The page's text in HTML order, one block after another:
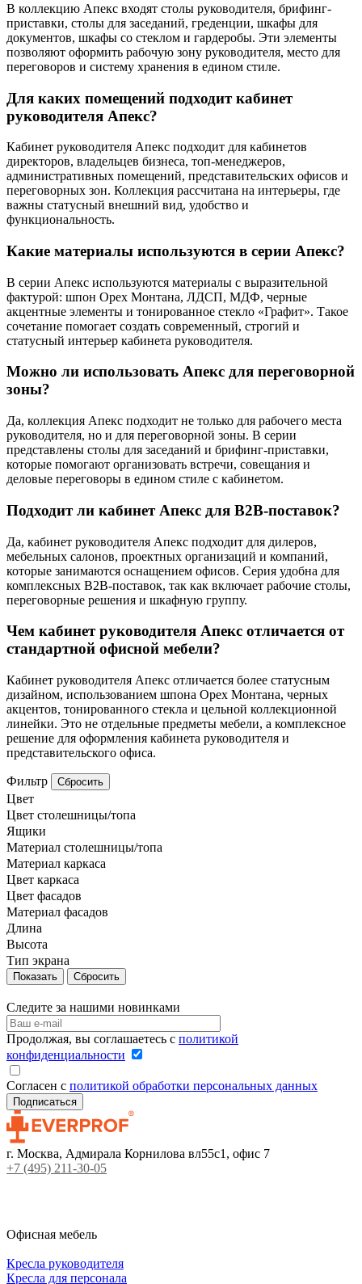
В коллекцию Апекс входят столы руководителя, брифинг-
приставки, столы для заседаний, греденции, шкафы для
документов, шкафы со стеклом и гардеробы. Эти элементы
позволяют оформить рабочую зону руководителя, место для
переговоров и систему хранения в едином стиле.
Для каких помещений подходит кабинет
руководителя Апекс?
Кабинет руководителя Апекс подходит для кабинетов
директоров, владельцев бизнеса, топ-менеджеров,
административных помещений, представительских офисов и
переговорных зон. Коллекция рассчитана на интерьеры, где
важны статусный внешний вид, удобство и
функциональность.
Какие материалы используются в серии Апекс?
В серии Апекс используются материалы с выразительной
фактурой: шпон Орех Монтана, ЛДСП, МДФ, черные
акцентные элементы и тонированное стекло «Графит». Такое
сочетание помогает создать современный, строгий и
статусный интерьер кабинета руководителя.
Можно ли использовать Апекс для переговорной
зоны?
Да, коллекция Апекс подходит не только для рабочего места
руководителя, но и для переговорной зоны. В серии
представлены столы для заседаний и брифинг-приставки,
которые помогают организовать встречи, совещания и
деловые переговоры в едином стиле с кабинетом.
Подходит ли кабинет Апекс для B2B-поставок?
Да, кабинет руководителя Апекс подходит для дилеров,
мебельных салонов, проектных организаций и компаний,
которые занимаются оснащением офисов. Серия удобна для
комплексных B2B-поставок, так как включает рабочие столы,
переговорные решения и шкафную группу.
Чем кабинет руководителя Апекс отличается от
стандартной офисной мебели?
Кабинет руководителя Апекс отличается более статусным
дизайном, использованием шпона Орех Монтана, черных
акцентов, тонированного стекла и цельной коллекционной
линейки. Это не отдельные предметы мебели, а комплексное
решение для оформления кабинета руководителя и
представительского офиса.
Фильтр Сбросить
Цвет
Цвет столешницы/топа
Ящики
Материал столешницы/топа
Материал каркаса
Цвет каркаса
Цвет фасадов
Материал фасадов
Длина
Высота
Тип экрана
Сбросить
Следите за нашими новинками
Продолжая, вы соглашаетесь с политикой
конфиденциальности
Согласен с политикой обработки персональных данных
г. Москва, Адмирала Корнилова вл55с1, офис 7
+7 (495) 211-30-05
Офисная мебель
Кресла руководителя
Кресла для персонала